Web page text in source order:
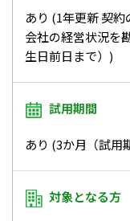
あり (1年更新 契約
会社の経営状況を
生日前日まで）)
試用期間
あり (3か月（試用
対象となる方